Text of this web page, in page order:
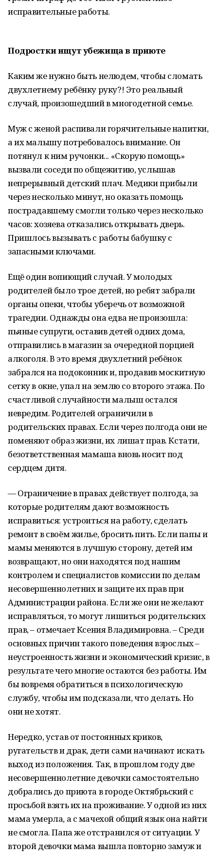
исправительные работы.
Подростки ищут убежища в приюте
Каким же нужно быть нелюдем, чтобы сломать
двухлетнему ребёнку руку?! Это реальный
случай, произошедший в многодетной семье.
Муж с женой распивали горячительные напитки,
а их малышу потребовалось внимание. Он
потянул к ним ручонки... «Скорую помощь»
вызвали соседи по общежитию, услышав
непрерывный детский плач. Медики прибыли
через несколько минут, но оказать помощь
пострадавшему смогли только через несколько
часов: хозяева отказались открывать дверь.
Пришлось вызывать с работы бабушку с
запасными ключами.
Ещё один вопиющий случай. У молодых
родителей было трое детей, но ребят забрали
органы опеки, чтобы уберечь от возможной
трагедии. Однажды она едва не произошла:
пьяные супруги, оставив детей одних дома,
отправились в магазин за очередной порцией
алкоголя. В это время двухлетний ребёнок
забрался на подоконник и, продавив москитную
сетку в окне, упал на землю со второго этажа. По
счастливой случайности малыш остался
невредим. Родителей ограничили в
родительских правах. Если через полгода они не
поменяют образ жизни, их лишат прав. Кстати,
безответственная мамаша вновь носит под
сердцем дитя.
— Ограничение в правах действует полгода, за
которые родителям дают возможность
исправиться: устроиться на работу, сделать
ремонт в своём жилье, бросить пить. Если папы и
мамы меняются в лучшую сторону, детей им
возвращают, но они находятся под нашим
контролем и специалистов комиссии по делам
несовершеннолетних и защите их прав при
Администрации района. Если же они не желают
исправляться, то могут лишиться родительских
прав, – отмечает Ксения Владимировна. – Среди
основных причин такого поведения взрослых –
неустроенность жизни и экономический кризис, в
результате чего многие остаются без работы. Им
бы вовремя обратиться в психологическую
службу, чтобы им подсказали, что делать. Но
они не хотят.
Нередко, устав от постоянных криков,
ругательств и драк, дети сами начинают искать
выход из положения. Так, в прошлом году две
несовершеннолетние девочки самостоятельно
добрались до приюта в городе Октябрьский с
просьбой взять их на проживание. У одной из них
мама умерла, а с мачехой общий язык она найти
не смогла. Папа же отстранился от ситуации. У
второй девочки мама вышла повторно замуж и